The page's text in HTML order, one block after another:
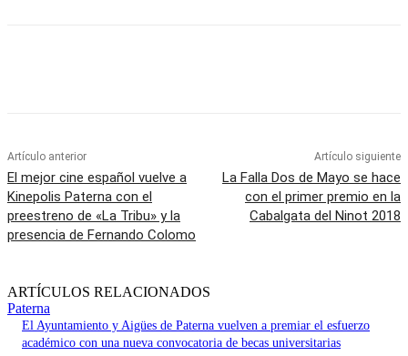
Artículo anterior
El mejor cine español vuelve a
Kinepolis Paterna con el
preestreno de «La Tribu» y la
presencia de Fernando Colomo
Artículo siguiente
La Falla Dos de Mayo se hace
con el primer premio en la
Cabalgata del Ninot 2018
ARTÍCULOS RELACIONADOS
Paterna
El Ayuntamiento y Aigües de Paterna vuelven a premiar el esfuerzo
académico con una nueva convocatoria de becas universitarias